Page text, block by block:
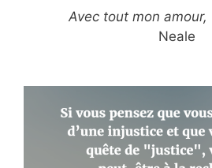
Avec tout mon
Neale